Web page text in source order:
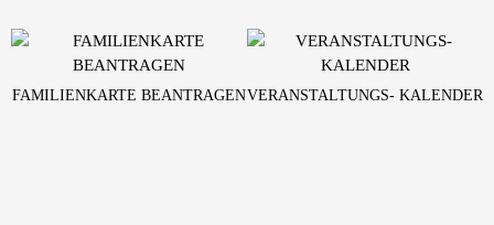
FAMILIENKARTE BEANTRAGENVERANSTALTUNGS- KALENDER